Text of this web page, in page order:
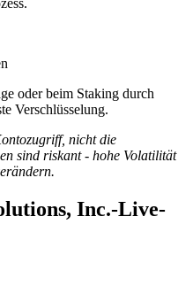
oder beim Staking durch
Verschlüsselung.
nicht die
sind riskant - hohe Volatilität
Inc.-Live-